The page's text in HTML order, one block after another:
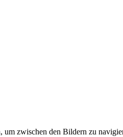
zwischen den Bildern zu